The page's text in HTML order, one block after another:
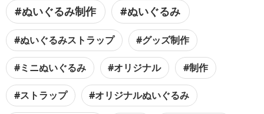
#ぬいぐるみ制作 #ぬいぐるみ
#ぬいぐるみストラップ #グッズ制作
#ミニぬいぐるみ #オリジナル #制作
#ストラップ #オリジナルぬいぐるみ